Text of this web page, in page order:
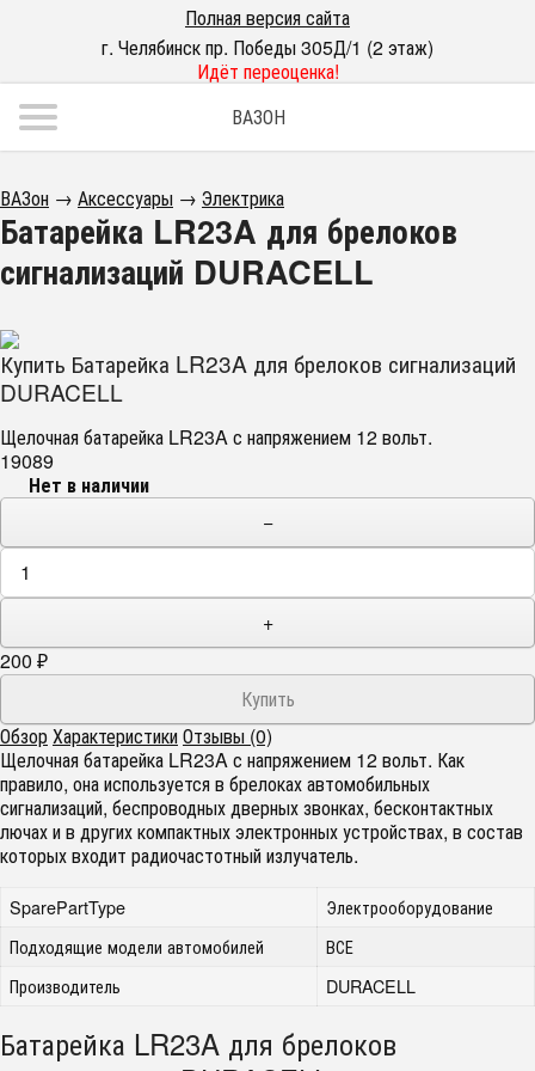
Полная версия сайта
г. Челябинск пр. Победы 305Д/1 (2 этаж)
Идёт переоценка!
ВАЗОН
ВАЗон → Аксессуары → Электрика
Батарейка LR23A для брелоков
сигнализаций DURACELL
Купить Батарейка LR23A для брелоков сигнализаций
DURACELL
​Щелочная батарейка LR23A с напряжением 12 вольт.
19089
Нет в наличии
−
+
200 ₽
ОбзорХарактеристикиОтзывы (0)
Щелочная батарейка LR23A с напряжением 12 вольт. Как
правило, она используется в брелоках автомобильных
сигнализаций, беспроводных дверных звонках, бесконтактных
лючах и в других компактных электронных устройствах, в состав
которых входит радиочастотный излучатель.
SparePartType
Электрооборудование
Подходящие модели автомобилей
ВСЕ
Производитель
DURACELL
Батарейка LR23A для брелоков